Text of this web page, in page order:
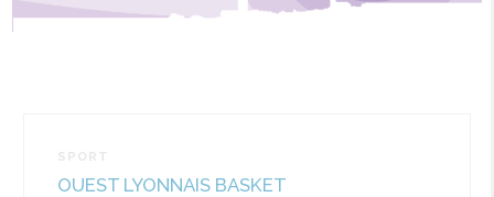
SPORT
OUEST LYONNAIS BASKET